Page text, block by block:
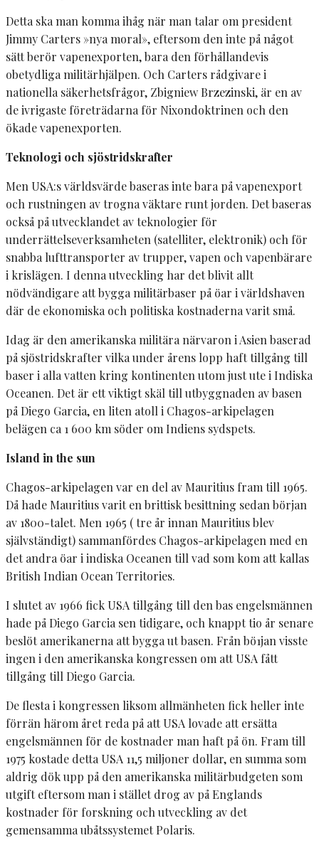
Detta ska man komma ihåg när man talar om president
Jimmy Carters »nya moral», eftersom den inte på något
sätt berör vapenexporten, bara den förhållandevis
obetydliga militärhjälpen. Och Carters rådgivare i
nationella säkerhetsfrågor, Zbigniew Brzezinski, är en av
de ivrigaste företrädarna för Nixondoktrinen och den
ökade vapenexporten.
Teknologi och sjöstridskrafter
Men USA:s världsvärde baseras inte bara på vapenexport
och rustningen av trogna väktare runt jorden. Det baseras
också på utvecklandet av teknologier för
underrättelseverksamheten (satelliter, elektronik) och för
snabba lufttransporter av trupper, vapen och vapenbärare
i krislägen. I denna utveckling har det blivit allt
nödvändigare att bygga militärbaser på öar i världshaven
där de ekonomiska och politiska kostnaderna varit små.
Idag är den amerikanska militära närvaron i Asien baserad
på sjöstridskrafter vilka under årens lopp haft tillgång till
baser i alla vatten kring kontinenten utom just ute i Indiska
Oceanen. Det är ett viktigt skäl till utbyggnaden av basen
på Diego Garcia, en liten atoll i Chagos-arkipelagen
belägen ca 1 600 km söder om Indiens sydspets.
Island in the sun
Chagos-arkipelagen var en del av Mauritius fram till 1965.
Då hade Mauritius varit en brittisk besittning sedan början
av 1800-talet. Men 1965 ( tre år innan Mauritius blev
självständigt) sammanfördes Chagos-arkipelagen med en
det andra öar i indiska Oceanen till vad som kom att kallas
British Indian Ocean Territories.
I slutet av 1966 fick USA tillgång till den bas engelsmännen
hade på Diego Garcia sen tidigare, och knappt tio år senare
beslöt amerikanerna att bygga ut basen. Från bö1jan visste
ingen i den amerikanska kongressen om att USA fått
tillgång till Diego Garcia.
De flesta i kongressen liksom allmänheten fick heller inte
förrän härom året reda på att USA lovade att ersätta
engelsmännen för de kostnader man haft på ön. Fram till
1975 kostade detta USA 11,5 miljoner dollar, en summa som
aldrig dök upp på den amerikanska militärbudgeten som
utgift eftersom man i stället drog av på Englands
kostnader för forskning och utveckling av det
gemensamma ubåtssystemet Polaris.